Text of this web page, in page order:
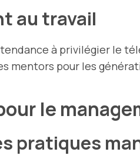
au travail
à privilégier le
mentors pour les
le
pratiques